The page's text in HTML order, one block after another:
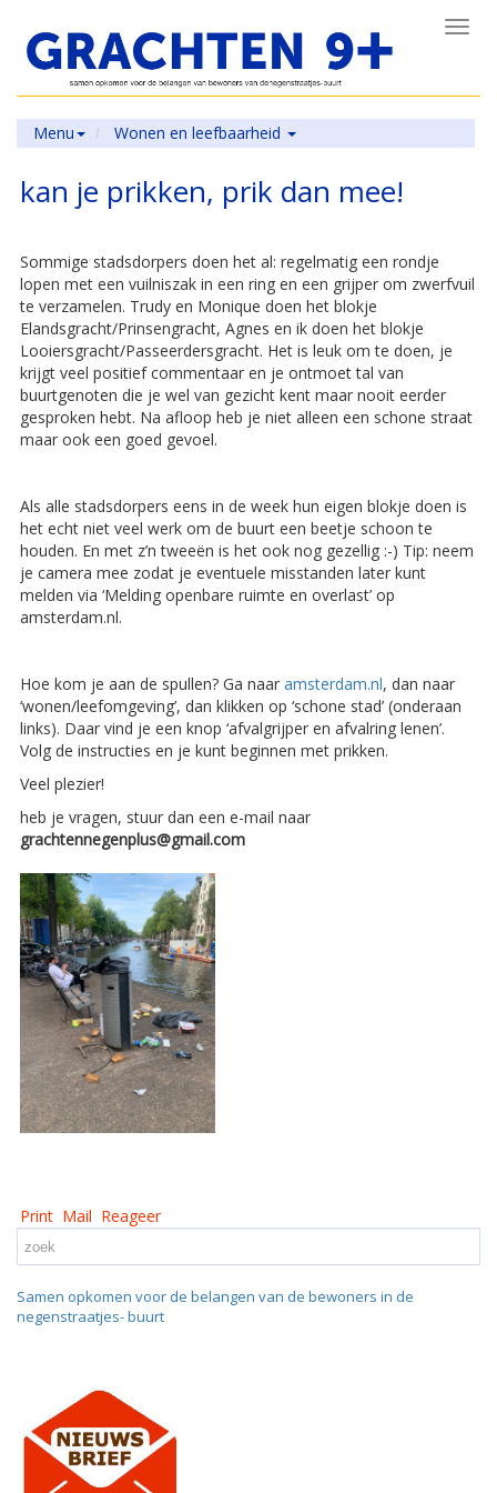
Menu Wonen en leefbaarheid
kan je prikken, prik dan mee!
Sommige stadsdorpers doen het al: regelmatig een rondje
lopen met een vuilniszak in een ring en een grijper om zwerfvuil
te verzamelen. Trudy en Monique doen het blokje
Elandsgracht/Prinsengracht, Agnes en ik doen het blokje
Looiersgracht/Passeerdersgracht. Het is leuk om te doen, je
krijgt veel positief commentaar en je ontmoet tal van
buurtgenoten die je wel van gezicht kent maar nooit eerder
gesproken hebt. Na afloop heb je niet alleen een schone straat
maar ook een goed gevoel.
Als alle stadsdorpers eens in de week hun eigen blokje doen is
het echt niet veel werk om de buurt een beetje schoon te
houden. En met z’n tweeën is het ook nog gezellig :-) Tip: neem
je camera mee zodat je eventuele misstanden later kunt
melden via ‘Melding openbare ruimte en overlast’ op
amsterdam.nl.
Hoe kom je aan de spullen? Ga naar amsterdam.nl, dan naar
‘wonen/leefomgeving’, dan klikken op ‘schone stad’ (onderaan
links). Daar vind je een knop ‘afvalgrijper en afvalring lenen’.
Volg de instructies en je kunt beginnen met prikken.
Veel plezier!
heb je vragen, stuur dan een e-mail naar
grachtennegenplus@gmail.com
Print Mail Reageer
Samen opkomen voor de belangen van de bewoners in de
negenstraatjes- buurt